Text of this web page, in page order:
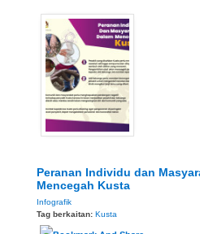
Peranan Individu dan
Mencegah Kusta
Infografik
Tag berkaitan: Kusta